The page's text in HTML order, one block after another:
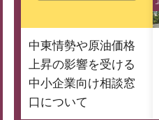
中東情勢や原油価格
上昇の影響を受ける
中小企業向け相談窓
口について